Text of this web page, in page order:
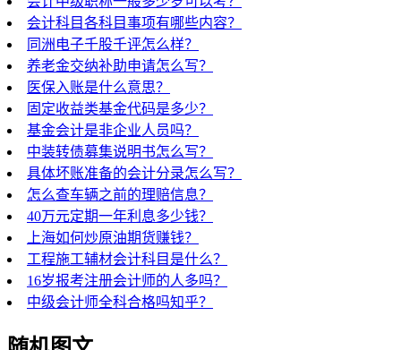
会计科目各科目事项有哪些内容？
同洲电子千股千评怎么样？
养老金交纳补助申请怎么写？
医保入账是什么意思？
固定收益类基金代码是多少？
基金会计是非企业人员吗？
中装转债募集说明书怎么写？
具体坏账准备的会计分录怎么写？
怎么查车辆之前的理赔信息？
40万元定期一年利息多少钱？
上海如何炒原油期货赚钱？
工程施工辅材会计科目是什么？
16岁报考注册会计师的人多吗？
中级会计师全科合格吗知乎？